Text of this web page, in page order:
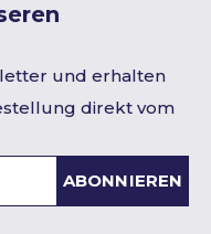
und erhalten
direkt vom
ABONNIEREN